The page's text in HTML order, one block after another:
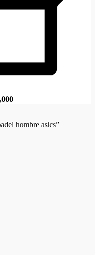
hombre asics”